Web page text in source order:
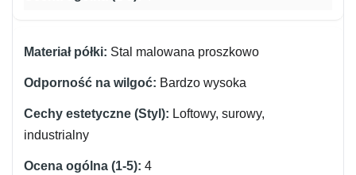
Stal malowana proszkowo
Bardzo wysoka
Loftowy, surowy,
industrialny
4